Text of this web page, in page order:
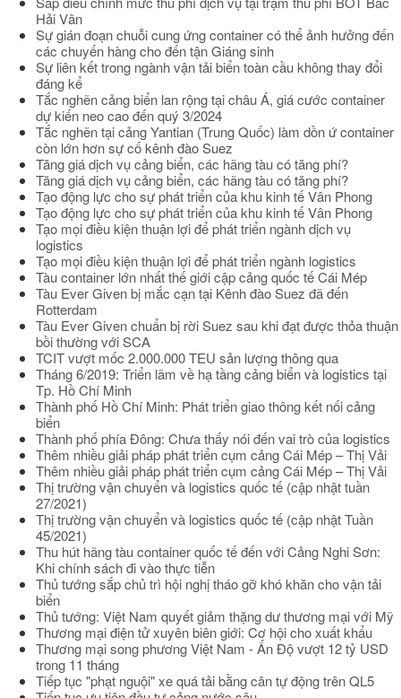
Hải Vân
Sự gián đoạn chuỗi cung ứng container có thể ảnh hưởng đến
các chuyến hàng cho đến tận Giáng sinh
Sự liên kết trong ngành vận tải biển toàn cầu không thay đổi
đáng kể
Tắc nghẽn cảng biển lan rộng tại châu Á, giá cước container
dự kiến neo cao đến quý 3/2024
Tắc nghẽn tại cảng Yantian (Trung Quốc) làm dồn ứ container
còn lớn hơn sự cố kênh đào Suez
Tăng giá dịch vụ cảng biển, các hãng tàu có tăng phí?
Tăng giá dịch vụ cảng biển, các hãng tàu có tăng phí?
Tạo động lực cho sự phát triển của khu kinh tế Vân Phong
Tạo động lực cho sự phát triển của khu kinh tế Vân Phong
Tạo mọi điều kiện thuận lợi để phát triển ngành dịch vụ
logistics
Tạo mọi điều kiện thuận lợi để phát triển ngành logistics
Tàu container lớn nhất thế giới cập cảng quốc tế Cái Mép
Tàu Ever Given bị mắc cạn tại Kênh đào Suez đã đến
Rotterdam
Tàu Ever Given chuẩn bị rời Suez sau khi đạt được thỏa thuận
bồi thường với SCA
TCIT vượt mốc 2.000.000 TEU sản lượng thông qua
Tháng 6/2019: Triển lãm về hạ tầng cảng biển và logistics tại
Tp. Hồ Chí Minh
Thành phố Hồ Chí Minh: Phát triển giao thông kết nối cảng
biển
Thành phố phía Đông: Chưa thấy nói đến vai trò của logistics
Thêm nhiều giải pháp phát triển cụm cảng Cái Mép – Thị Vải
Thêm nhiều giải pháp phát triển cụm cảng Cái Mép – Thị Vải
Thị trường vận chuyển và logistics quốc tế (cập nhật tuần
27/2021)
Thị trường vận chuyển và logistics quốc tế (cập nhật Tuần
45/2021)
Thu hút hãng tàu container quốc tế đến với Cảng Nghi Sơn:
Khi chính sách đi vào thực tiễn
Thủ tướng sắp chủ trì hội nghị tháo gỡ khó khăn cho vận tải
biển
Thủ tướng: Việt Nam quyết giảm thặng dư thương mại với Mỹ
Thương mại điện tử xuyên biên giới: Cơ hội cho xuất khẩu
Thương mại song phương Việt Nam - Ấn Độ vượt 12 tỷ USD
trong 11 tháng
Tiếp tục "phạt nguội" xe quá tải bằng cân tự động trên QL5